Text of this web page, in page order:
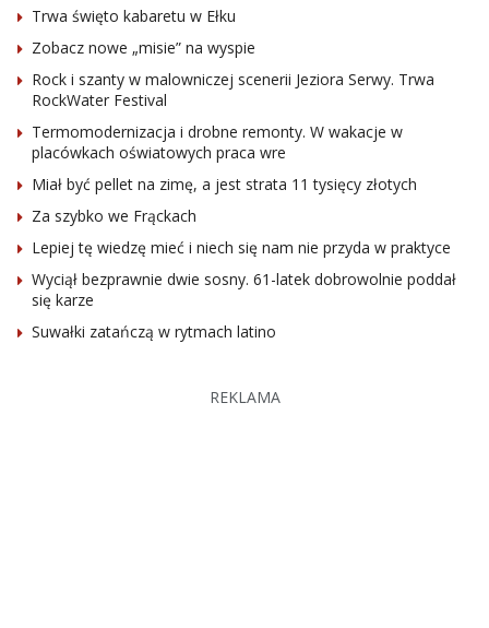
Trwa święto kabaretu w Ełku
Zobacz nowe „misie” na wyspie
Rock i szanty w malowniczej scenerii Jeziora Serwy. Trwa
RockWater Festival
Termomodernizacja i drobne remonty. W wakacje w
placówkach oświatowych praca wre
Miał być pellet na zimę, a jest strata 11 tysięcy złotych
Za szybko we Frąckach
Lepiej tę wiedzę mieć i niech się nam nie przyda w praktyce
Wyciął bezprawnie dwie sosny. 61-latek dobrowolnie poddał
się karze
Suwałki zatańczą w rytmach latino
REKLAMA